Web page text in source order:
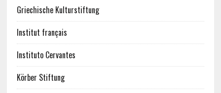
Griechische Kulturstiftung
Institut français
Instituto Cervantes
Körber Stiftung